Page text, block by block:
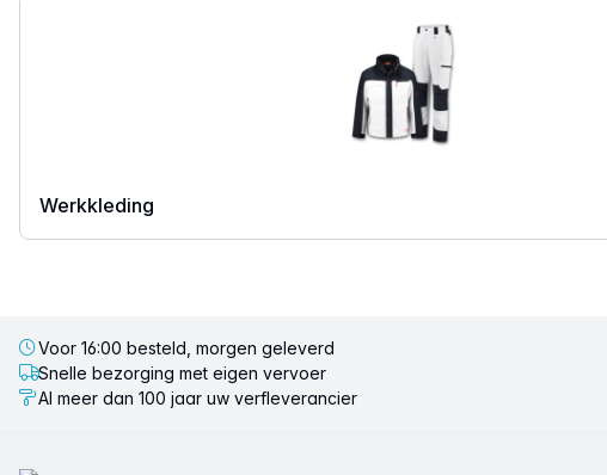
Werkkleding
Voor 16:00 besteld, morgen geleverd
Snelle bezorging met eigen vervoer
Al meer dan 100 jaar uw verfleverancier